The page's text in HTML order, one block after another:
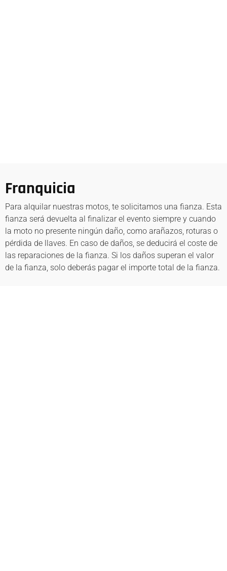
Franquicia
Para alquilar nuestras motos, te solicitamos una fianza. Esta
fianza será devuelta al finalizar el evento siempre y cuando
la moto no presente ningún daño, como arañazos, roturas o
pérdida de llaves. En caso de daños, se deducirá el coste de
las reparaciones de la fianza. Si los daños superan el valor
de la fianza, solo deberás pagar el importe total de la fianza.